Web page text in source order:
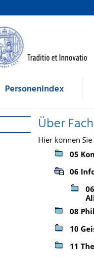
Personenindex
Über
Hier können
05
06
08
10
11